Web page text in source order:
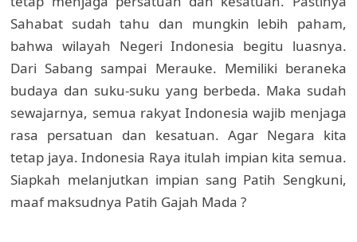
Sahabat sudah tahu dan mungkin lebih paham,
bahwa wilayah Negeri Indonesia begitu luasnya.
Dari Sabang sampai Merauke. Memiliki beraneka
budaya dan suku-suku yang berbeda. Maka sudah
sewajarnya, semua rakyat Indonesia wajib menjaga
rasa persatuan dan kesatuan. Agar Negara kita
tetap jaya. Indonesia Raya itulah impian kita semua.
Siapkah melanjutkan impian sang Patih Sengkuni,
maaf maksudnya Patih Gajah Mada ?